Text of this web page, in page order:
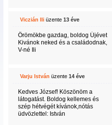
Viczián Iliüzente 13 éve
Örömökbe gazdag, boldog Újévet
Kivánok neked és a családodnak,
V-né Ili
Varju István üzente 14 éve
Kedves József! Köszönöm a
látogatást. Boldog kellemes és
szép hétvégét kívánok,nótás
üdvözlettel: István